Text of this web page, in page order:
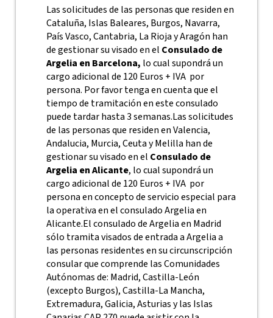
Las solicitudes de las personas que residen en
Cataluña, Islas Baleares, Burgos, Navarra,
País Vasco, Cantabria, La Rioja y Aragón han
de gestionar su visado en el Consulado de
Argelia en Barcelona, lo cual supondrá un
cargo adicional de 120 Euros + IVA por
persona. Por favor tenga en cuenta que el
tiempo de tramitación en este consulado
puede tardar hasta 3 semanas.Las solicitudes
de las personas que residen en Valencia,
Andalucia, Murcia, Ceuta y Melilla han de
gestionar su visado en el Consulado de
Argelia en Alicante, lo cual supondrá un
cargo adicional de 120 Euros + IVA por
persona en concepto de servicio especial para
la operativa en el consulado Argelia en
Alicante.El consulado de Argelia en Madrid
sólo tramita visados de entrada a Argelia a
las personas residentes en su circunscripción
consular que comprende las Comunidades
Autónomas de: Madrid, Castilla-León
(excepto Burgos), Castilla-La Mancha,
Extremadura, Galicia, Asturias y las Islas